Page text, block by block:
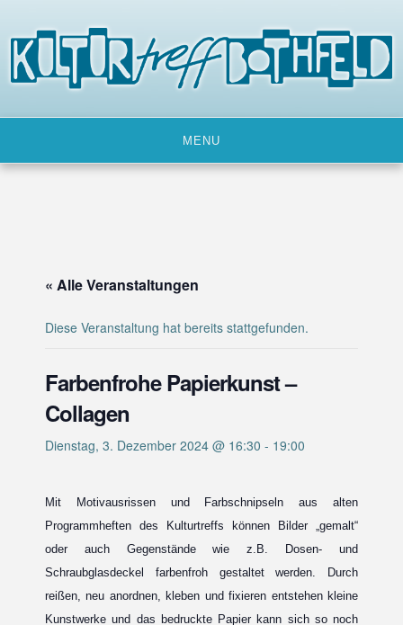
content
MENU
« Alle Veranstaltungen
Diese Veranstaltung hat bereits stattgefunden.
Farbenfrohe Papierkunst –
Collagen
Dienstag, 3. Dezember 2024 @ 16:30 - 19:00
Mit Motivausrissen und Farbschnipseln aus alten
Programmheften des Kulturtreffs können Bilder „gemalt“
oder auch Gegenstände wie z.B. Dosen- und
Schraubglasdeckel farbenfroh gestaltet werden. Durch
reißen, neu anordnen, kleben und fixieren entstehen kleine
Kunstwerke und das bedruckte Papier kann sich so noch